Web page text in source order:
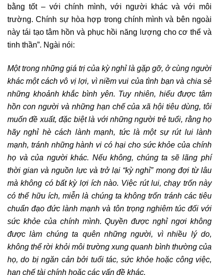
bằng tốt – với chính mình, với người khác và với môi
trường. Chính sự hòa hợp trong chính mình và bên ngoài
này tái tạo tâm hồn và phục hồi năng lượng cho cơ thể và
tinh thần”. Ngài nói:
Một trong những giá trị của kỳ nghỉ là gặp gỡ, ở cùng người
khác một cách vô vị lợi, vì niềm vui của tình bạn và chia sẻ
những khoảnh khắc bình yên. Tuy nhiên, hiểu được tâm
hồn con người và những hạn chế của xã hội tiêu dùng, tôi
muốn đề xuất, đặc biệt là với những người trẻ tuổi, rằng họ
hãy nghỉ hè cách lành mạnh, tức là một sự rút lui lành
mạnh, tránh những hành vi có hại cho sức khỏe của chính
họ và của người khác. Nếu không, chúng ta sẽ lãng phí
thời gian và nguồn lực và trở lại “kỳ nghỉ” mong đợi từ lâu
mà không có bất kỳ lợi ích nào. Việc rút lui, chạy trốn này
có thể hữu ích, miễn là chúng ta không trốn tránh các tiêu
chuẩn đạo đức lành mạnh và tôn trọng nghiêm túc đối với
sức khỏe của chính mình. Quyền được nghỉ ngơi không
được làm chúng ta quên những người, vì nhiều lý do,
không thể rời khỏi môi trường xung quanh bình thường của
họ, do bị ngăn cản bởi tuổi tác, sức khỏe hoặc công việc,
hạn chế tài chính hoặc các vấn đề khác.